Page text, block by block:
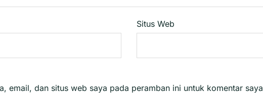
Situs Web
email, dan situs web saya pada peramban ini untuk komentar saya